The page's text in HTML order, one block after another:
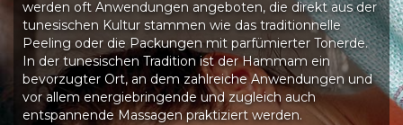
werden oft Anwendungen angeboten, die direkt aus der
tunesischen Kultur stammen wie das traditionnelle
Peeling oder die Packungen mit parfümierter Tonerde.
In der tunesischen Tradition ist der Hammam ein
bevorzugter Ort, an dem zahlreiche Anwendungen und
vor allem energiebringende und zugleich auch
entspannende Massagen praktiziert werden.